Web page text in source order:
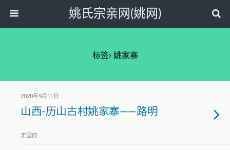
姚氏宗亲网(姚网)
标签› 姚家寨
2020年9月11日
山西-历山古村姚家寨——路明
无回应